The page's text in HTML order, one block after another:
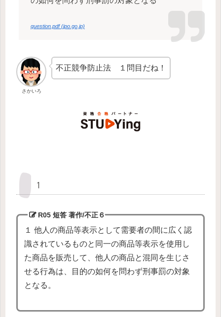
question.pdf (jpo.go.jp)
さかいろ
不正競争防止法 １問目だね！
１
R05 短答 著作/不正６
１ 他人の商品等表示として需要者の間に広く認
識されているものと同一の商品等表示を使用し
た商品を販売して、他人の商品と混同を生じさ
せる行為は、目的の如何を問わず刑事罰の対象
となる。